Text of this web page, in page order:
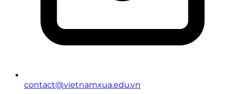
contact@vietnamxua.edu.vn